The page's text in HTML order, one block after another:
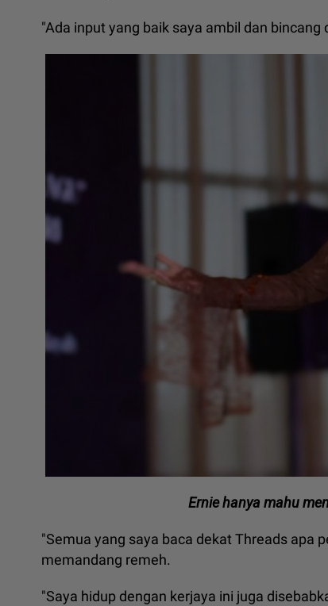
"Ada input yang baik saya ambil dan
Ernie hanya mahu
"Semua yang saya baca dekat Threads apa
memandang remeh.
"Saya hidup dengan kerjaya ini juga